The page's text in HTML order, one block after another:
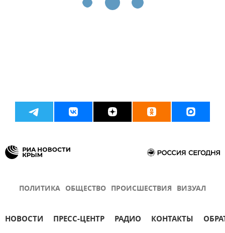
ПОЛИТИКА ОБЩЕСТВО ПРОИСШЕСТВИЯ ВИЗУАЛ
НОВОСТИ ПРЕСС-ЦЕНТР РАДИО КОНТАКТЫ